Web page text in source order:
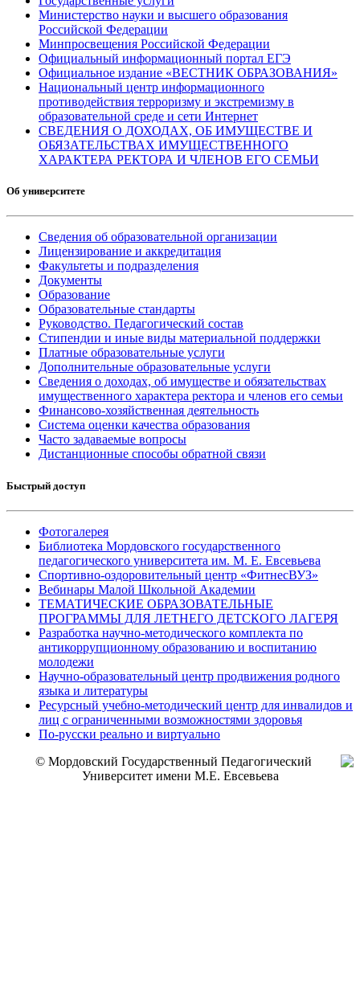
Министерство науки и высшего образования
Российской Федерации
Минпросвещения Российской Федерации
Официальный информационный портал ЕГЭ
Официальное издание «ВЕСТНИК ОБРАЗОВАНИЯ»
Национальный центр информационного
противодействия терроризму и экстремизму в
образовательной среде и сети Интернет
СВЕДЕНИЯ О ДОХОДАХ, ОБ ИМУЩЕСТВЕ И
ОБЯЗАТЕЛЬСТВАХ ИМУЩЕСТВЕННОГО
ХАРАКТЕРА РЕКТОРА И ЧЛЕНОВ ЕГО СЕМЬИ
Об университете
Сведения об образовательной организации
Лицензирование и аккредитация
Факультеты и подразделения
Документы
Образование
Образовательные стандарты
Руководство. Педагогический состав
Стипендии и иные виды материальной поддержки
Платные образовательные услуги
Дополнительные образовательные услуги
Сведения о доходах, об имуществе и обязательствах
имущественного характера ректора и членов его семьи
Финансово-хозяйственная деятельность
Система оценки качества образования
Часто задаваемые вопросы
Дистанционные способы обратной связи
Быстрый доступ
Фотогалерея
Библиотека Мордовского государственного
педагогического университета им. М. Е. Евсевьева
Спортивно-оздоровительный центр «ФитнесВУЗ»
Вебинары Малой Школьной Академии
ТЕМАТИЧЕСКИЕ ОБРАЗОВАТЕЛЬНЫЕ
ПРОГРАММЫ ДЛЯ ЛЕТНЕГО ДЕТСКОГО ЛАГЕРЯ
Разработка научно-методического комплекта по
антикоррупционному образованию и воспитанию
молодежи
Научно-образовательный центр продвижения родного
языка и литературы
Ресурсный учебно-методический центр для инвалидов и
лиц с ограниченными возможностями здоровья
По-русски реально и виртуально
© Мордовский Государственный Педагогический
Университет имени М.Е. Евсевьева